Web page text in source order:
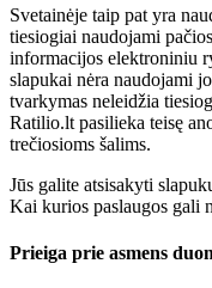
Svetainėje taip pat yra
tiesiogiai naudojami
informacijos elektroniniu
slapukai nėra naudojami
tvarkymas neleidžia
Ratilio.lt pasilieka teisę
trečiosioms šalims.
Jūs galite atsisakyti
Kai kurios paslaugos gali
Prieiga prie asmens